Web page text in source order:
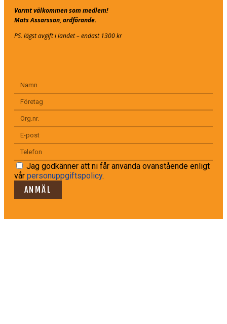
Varmt välkommen som medlem!
Mats Assarsson, ordförande.
PS. lägst avgift i landet – endast 1300 kr
Jag godkänner att ni får använda ovanstående enligt
vår personuppgiftspolicy.
ANMÄL